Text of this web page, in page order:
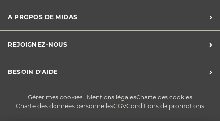
Charte des cookies
Charte des données personnelles
CGV
Conditions de promotions
A PROPOS DE MIDAS ›
Midas France
Développement durable
REJOIGNEZ-NOUS ›
Devenez franchisé
BESOIN D'AIDE ›
Gérer mes cookies...Mentions légalesCharte des cookies
Charte des données personnellesCGVConditions de promotions